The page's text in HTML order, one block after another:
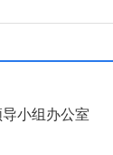
小组办公室